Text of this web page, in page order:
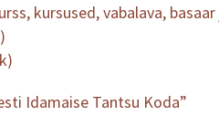
kursused, vabalava,
Idamaise Tantsu Koda”